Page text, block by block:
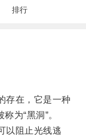
排行
在，它是一种
为“黑洞”。
阻止光线逃